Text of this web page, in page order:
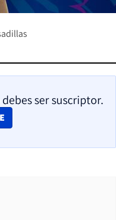
ser suscriptor.
WINDOW